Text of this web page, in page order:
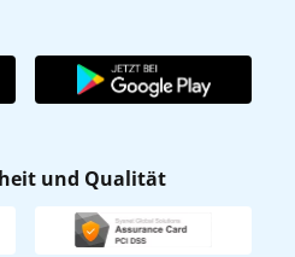
und Qualität